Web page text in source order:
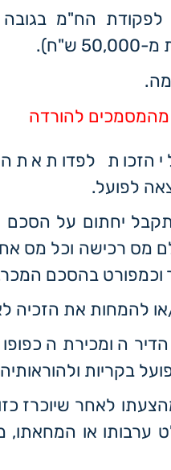
ש"ח).
להורדה
הזכות לפדות את
לפועל.
יחתום על הסכם
מס רכישה וכל מס
וכמפורט בהסכם
או להמחות את הזכיה
ומכירתה
בקריות
לאחר שיוכרז
ערבותו או המחאתו,